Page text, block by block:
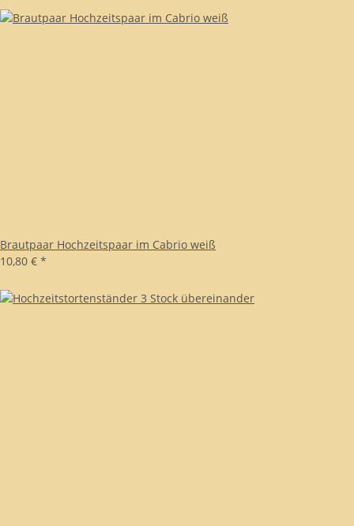
Brautpaar Hochzeitspaar im Cabrio weiß
10,80 € *